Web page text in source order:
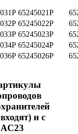
65245021P
65245022P
65245023P
65245024P
65245026P
и с